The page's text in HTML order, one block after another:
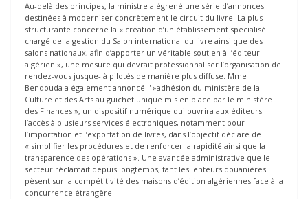
Au-delà des principes, la ministre a égrené une série d’annonces
destinées à moderniser concrètement le circuit du livre. La plus
structurante concerne la « création d’un établissement spécialisé
chargé de la gestion du Salon international du livre ainsi que des
salons nationaux, afin d’apporter un véritable soutien à l’éditeur
algérien », une mesure qui devrait professionnaliser l’organisation de
rendez-vous jusque-là pilotés de manière plus diffuse. Mme
Bendouda a également annoncé l' »adhésion du ministère de la
Culture et des Arts au guichet unique mis en place par le ministère
des Finances », un dispositif numérique qui ouvrira aux éditeurs
l’accès à plusieurs services électroniques, notamment pour
l’importation et l’exportation de livres, dans l’objectif déclaré de
« simplifier les procédures et de renforcer la rapidité ainsi que la
transparence des opérations ». Une avancée administrative que le
secteur réclamait depuis longtemps, tant les lenteurs douanières
pèsent sur la compétitivité des maisons d’édition algériennes face à la
concurrence étrangère.